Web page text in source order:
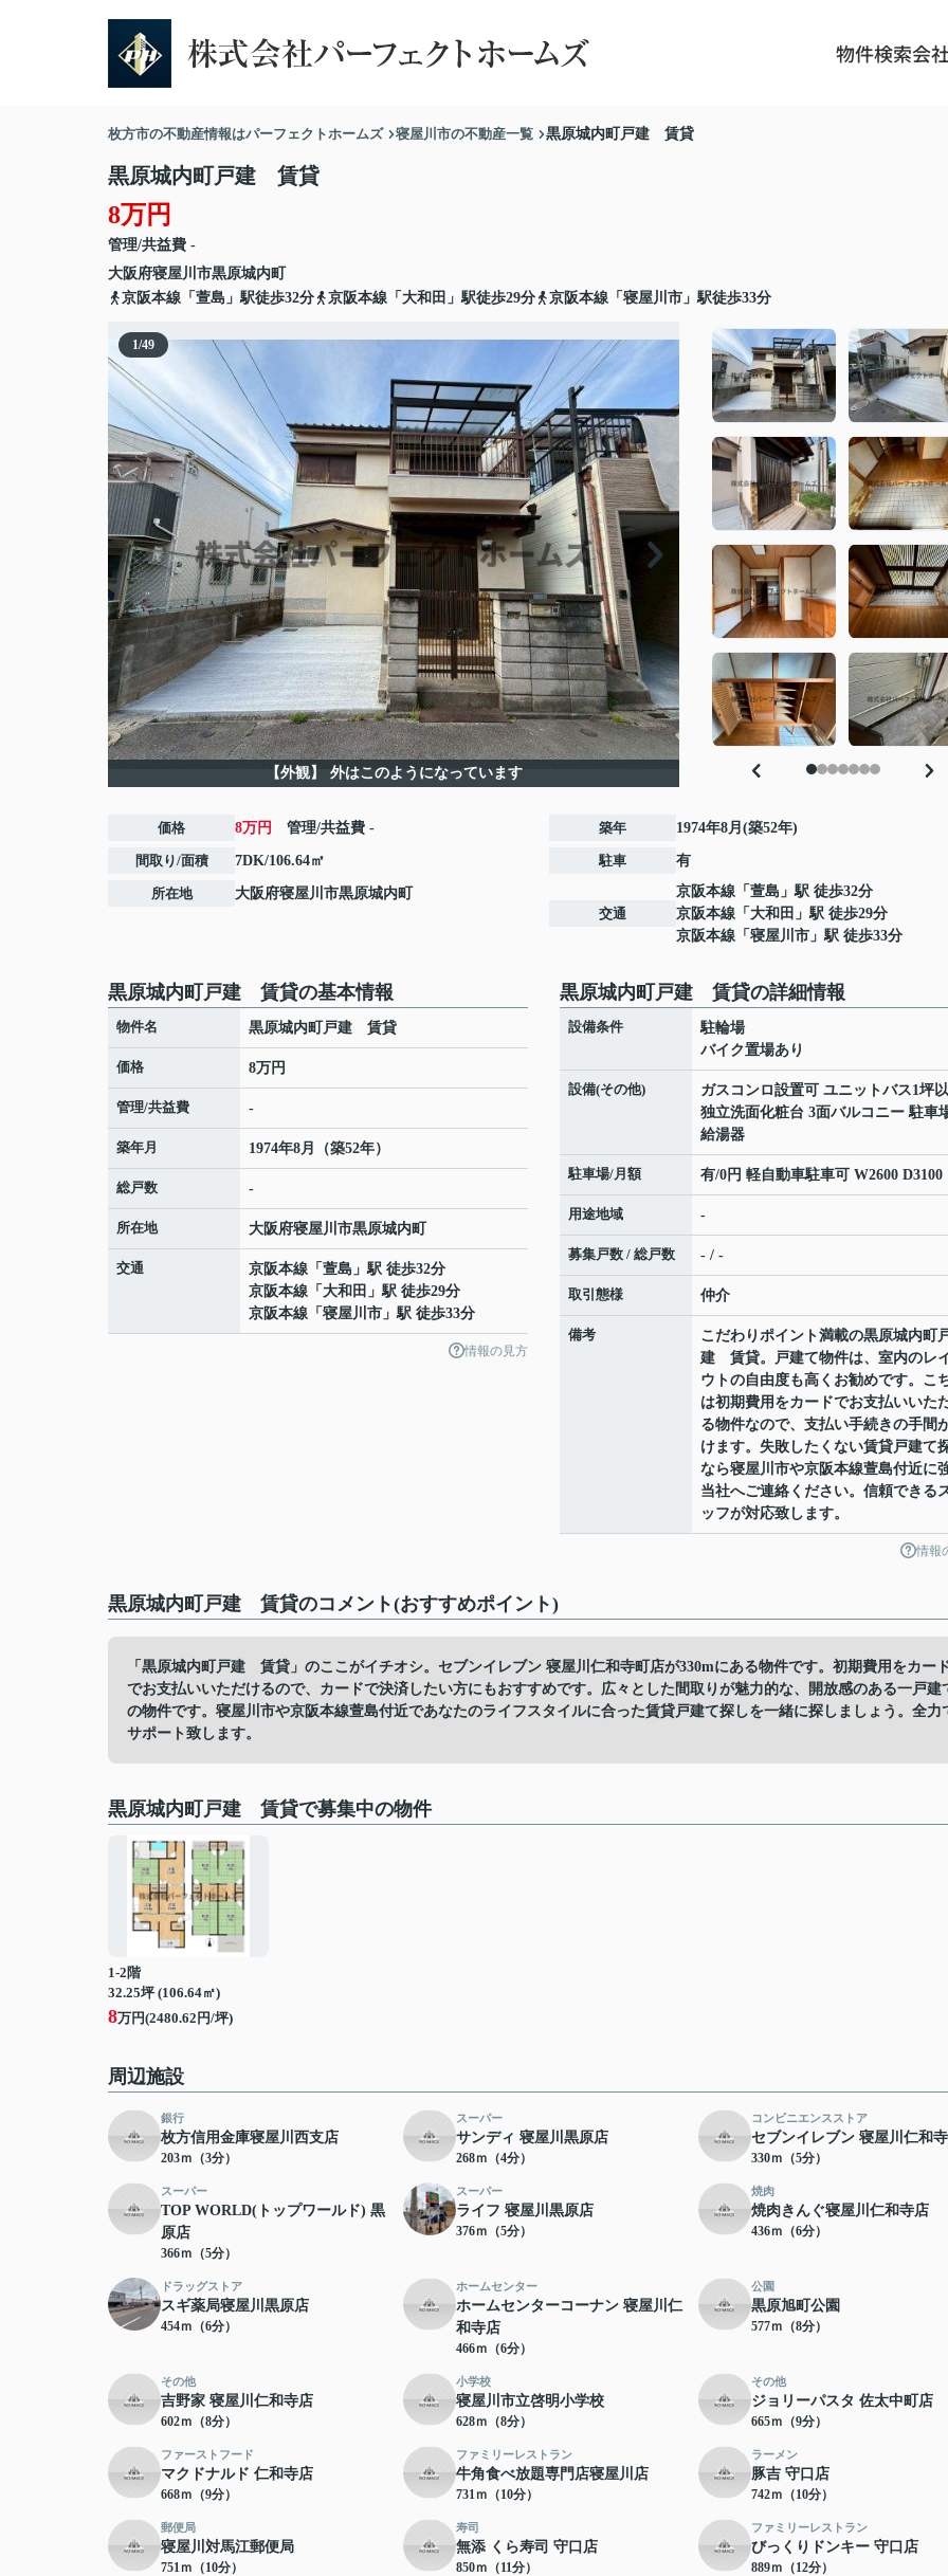
物件検索会
枚方市の不動産情報はパーフェクトホームズ 寝屋川市の不動産一覧 黒原城内町戸建 賃貸
黒原城内町戸建 賃貸
8万円
管理/共益費 -
大阪府寝屋川市黒原城内町
京阪本線「萱島」駅徒歩32分
京阪本線「大和田」駅徒歩29分 京阪本線「寝屋川市」駅徒歩33分
1/49
【外観】 外はこのようになっています
価格 8万円 管理/共益費 -
間取り/面積 7DK/106.64㎡
所在地 大阪府寝屋川市黒原城内町
築年 1974年8月(築52年)
駐車 有
交通
京阪本線 「 萱島 」駅 徒歩32分
京阪本線 「 大和田 」駅 徒歩29分
京阪本線 「 寝屋川市 」駅 徒歩33分
黒原城内町戸建 賃貸の基本情報
物件名 黒原城内町戸建 賃貸
価格 8万円
管理/共益費 -
築年月 1974年8月（築52年）
総戸数 -
所在地 大阪府寝屋川市黒原城内町
交通 京阪本線 「 萱島 」駅 徒歩32分
京阪本線 「 大和田 」駅 徒歩29分
京阪本線 「 寝屋川市 」駅 徒歩33分
情報の見方
黒原城内町戸建 賃貸の詳細情報
設備条件
駐輪場
バイク置場あり
設備(その他)
ガスコンロ設置可 ユニットバス1坪
独立洗面化粧台 3面バルコニー 駐車
給湯器
駐車場/月額 有/0円 軽自動車駐車可 W2600 D3100
用途地域 -
募集戸数 / 総戸数 - / -
取引態様 仲介
備考
こだわりポイント満載の黒原城内町
建 賃貸。戸建て物件は、室内のレ
ウトの自由度も高くお勧めです。こ
は初期費用をカードでお支払いいた
る物件なので、支払い手続きの手間
けます。失敗したくない賃貸戸建て
なら寝屋川市や京阪本線萱島付近に
当社へご連絡ください。信頼できる
ッフが対応致します。
情報
黒原城内町戸建 賃貸のコメント(おすすめポイント)
「黒原城内町戸建 賃貸」のここがイチオシ。セブンイレブン 寝屋川仁和寺町店が330mにある物件です。初期費用をカー
でお支払いいただけるので、カードで決済したい方にもおすすめです。広々とした間取りが魅力的な、開放感のある一戸建
の物件です。寝屋川市や京阪本線萱島付近であなたのライフスタイルに合った賃貸戸建て探しを一緒に探しましょう。全力
サポート致します。
黒原城内町戸建 賃貸で募集中の物件
1-2階
32.25坪 (106.64㎡)
8万円(2480.62円/坪)
周辺施設
銀行
枚方信用金庫寝屋川西支店
203ｍ（3分）
スーパー
サンディ 寝屋川黒原店
268ｍ（4分）
コンビニエンスストア
セブンイレブン 寝屋川仁和
330ｍ（5分）
スーパー
TOP WORLD(トップワールド) 黒
原店
366ｍ（5分）
スーパー
ライフ 寝屋川黒原店
376ｍ（5分）
焼肉
焼肉きんぐ寝屋川仁和寺店
436ｍ（6分）
ドラッグストア
スギ薬局寝屋川黒原店
454ｍ（6分）
ホームセンター
ホームセンターコーナン 寝屋川仁
和寺店
466ｍ（6分）
公園
黒原旭町公園
577ｍ（8分）
その他
吉野家 寝屋川仁和寺店
602ｍ（8分）
小学校
寝屋川市立啓明小学校
628ｍ（8分）
その他
ジョリーパスタ 佐太中町店
665ｍ（9分）
ファーストフード
マクドナルド 仁和寺店
668ｍ（9分）
ファミリーレストラン
牛角食べ放題専門店寝屋川店
731ｍ（10分）
ラーメン
豚吉 守口店
742ｍ（10分）
郵便局
寝屋川対馬江郵便局
751ｍ（10分）
寿司
無添 くら寿司 守口店
850ｍ（11分）
ファミリーレストラン
びっくりドンキー 守口店
889ｍ（12分）